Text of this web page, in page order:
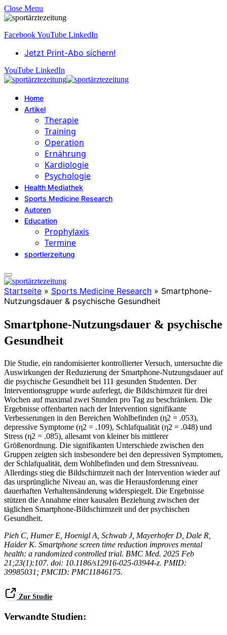
Close Menu
FacebookYouTube LinkedIn
Jetzt Print-Abo sichern!
YouTube LinkedIn
Home
Artikel
Therapie
Training
Operation
Ernährung
Kardiologie
Psychologie
Health Mediathek
Sports Medicine Research
Autoren
Education
Prophylaxis
Termine
sportlerzeitung
Startseite » Sports Medicine Research » Smartphone-
Nutzungsdauer & psychische Gesundheit
Smartphone-Nutzungsdauer & psychische
Gesundheit
Die Studie, ein randomisierter kontrollierter Versuch, untersuchte die
Auswirkungen der Reduzierung der Smartphone-Nutzungsdauer auf
die psychische Gesundheit bei 111 gesunden Studenten. Der
Interventionsgruppe wurde auferlegt, die Bildschirmzeit für drei
Wochen auf maximal zwei Stunden pro Tag zu beschränken. Die
Ergebnisse offenbarten nach der Intervention signifikante
Verbesserungen in den Bereichen Wohlbefinden (η2 = .053),
depressive Symptome (η2 = .109), Schlafqualität (η2 = .048) und
Stress (η2 = .085), allesamt von kleiner bis mittlerer
Größenordnung. Die signifikanten Unterschiede zwischen den
Gruppen zeigten sich insbesondere bei den depressiven Symptomen,
der Schlafqualität, dem Wohlbefinden und dem Stressniveau.
Allerdings stieg die Bildschirmzeit nach der Intervention wieder auf
das ursprüngliche Niveau an, was die Herausforderung einer
dauerhaften Verhaltensänderung widerspiegelt. Die Ergebnisse
stützen die Annahme einer kausalen Beziehung zwischen der
täglichen Smartphone-Bildschirmzeit und der psychischen
Gesundheit.
Pieh C, Humer E, Hoenigl A, Schwab J, Mayerhofer D, Dale R,
Haider K. Smartphone screen time reduction improves mental
health: a randomized controlled trial. BMC Med. 2025 Feb
21;23(1):107. doi: 10.1186/s12916-025-03944-z. PMID:
39985031; PMCID: PMC11846175.
Zur Studie
Verwandte Studien: